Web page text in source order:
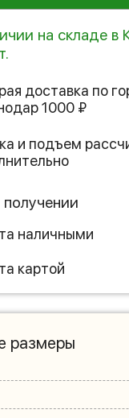
на складе в
доставка по
1000 ₽
и подъем
наличными
картой
размеры